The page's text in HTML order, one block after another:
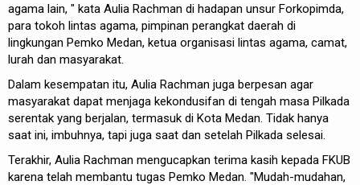
agama lain, " kata Aulia Rachman di hadapan unsur Forkopimda,
para tokoh lintas agama, pimpinan perangkat daerah di
lingkungan Pemko Medan, ketua organisasi lintas agama, camat,
lurah dan masyarakat.
Dalam kesempatan itu, Aulia Rachman juga berpesan agar
masyarakat dapat menjaga kekondusifan di tengah masa Pilkada
serentak yang berjalan, termasuk di Kota Medan. Tidak hanya
saat ini, imbuhnya, tapi juga saat dan setelah Pilkada selesai.
Terakhir, Aulia Rachman mengucapkan terima kasih kepada FKUB
karena telah membantu tugas Pemko Medan. "Mudah-mudahan,